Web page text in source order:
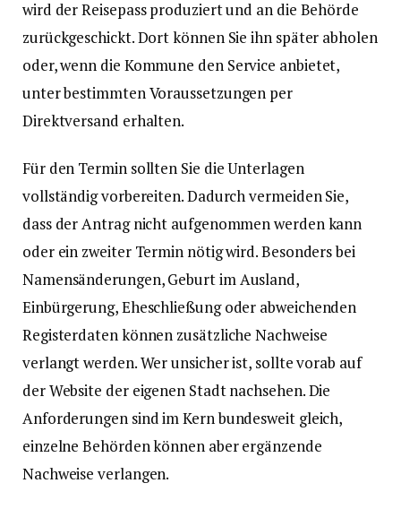
wird der Reisepass produziert und an die Behörde
zurückgeschickt. Dort können Sie ihn später abholen
oder, wenn die Kommune den Service anbietet,
unter bestimmten Voraussetzungen per
Direktversand erhalten.
Für den Termin sollten Sie die Unterlagen
vollständig vorbereiten. Dadurch vermeiden Sie,
dass der Antrag nicht aufgenommen werden kann
oder ein zweiter Termin nötig wird. Besonders bei
Namensänderungen, Geburt im Ausland,
Einbürgerung, Eheschließung oder abweichenden
Registerdaten können zusätzliche Nachweise
verlangt werden. Wer unsicher ist, sollte vorab auf
der Website der eigenen Stadt nachsehen. Die
Anforderungen sind im Kern bundesweit gleich,
einzelne Behörden können aber ergänzende
Nachweise verlangen.